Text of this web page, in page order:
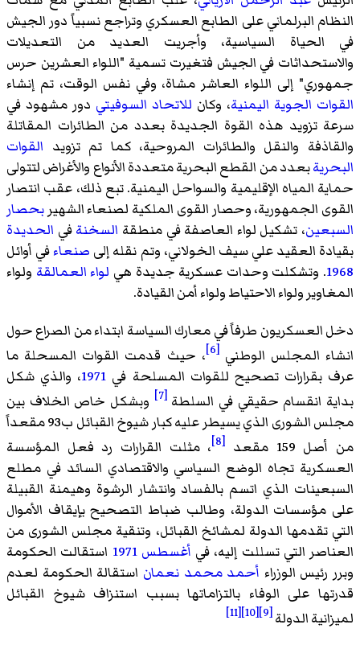
النظام البرلماني على الطابع العسكري وتراجع نسبياً دور الجيش
في الحياة السياسية، وأجريت العديد من التعديلات
والاستحداثات في الجيش فتغيرت تسمية "اللواء العشرين حرس
جمهوري" إلى اللواء العاشر مشاة، وفي نفس الوقت، تم إنشاء
القوات الجوية اليمنية، وكان للاتحاد السوفيتي دور مشهود في
سرعة تزويد هذه القوة الجديدة بعدد من الطائرات المقاتلة
والقاذفة والنقل والطائرات المروحية، كما تم تزويد القوات
البحريةبعدد من القطع البحرية متعددة الأنواع والأغراض لتتولى
حماية المياه الإقليمية والسواحل اليمنية. تبع ذلك، عقب انتصار
القوى الجمهورية، وحصار القوى الملكية لصنعاء الشهير بحصار
السبعين، تشكيل لواء العاصفة في منطقة السخنةفي الحديدة
بقيادة العقيدعلي سيف الخولاني، وتم نقله إلى صنعاءفي أوائل
1968. وتشكلت وحدات عسكرية جديدة هي لواء العمالقة ولواء
المغاوير ولواء الاحتياط ولواء أمن القيادة.
دخل العسكريون طرفاً في معارك السياسة ابتداء من الصراع حول
انشاء المجلس الوطني[6]
، حيث قدمت القوات المسحلة ما
عرف بقرارات تصحيح للقوات المسلحة في 1971، والذي شكل
بداية انقسام حقيقي في السلطة[7]
وبشكل خاص الخلاف بين
مجلس الشورى الذي يسيطر عليه كبار شيوخ القبائل ب93 مقعداً
من أصل 159 مقعد
[8]
، مثلت القرارات رد فعل المؤسسة
العسكرية تجاه الوضع السياسي والاقتصادي السائد في مطلع
السبعينات الذي اتسم بالفساد وانتشار الرشوة وهيمنة القبيلة
على مؤسسات الدولة، وطالب ضباط التصحيح بإيقاف الأموال
التي تقدمها الدولة لمشائخ القبائل، وتنقية مجلس الشورى من
العناصر التي تسللت إليه، في أغسطس 1971 استقالت الحكومة
وبرر رئيس الوزراء أحمد محمد نعمان استقالة الحكومة لعدم
قدرتها على الوفاء بالتزاماتها بسبب استنزاف شيوخ القبائل
لميزانية الدولة[9]
[10]
[11]